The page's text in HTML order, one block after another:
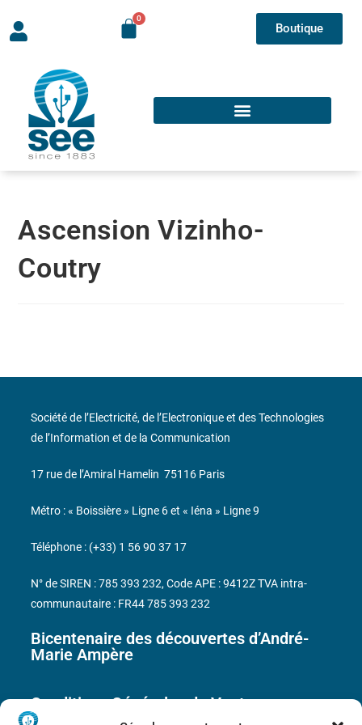
Boutique
Ascension Vizinho-
Coutry
Bicentenaire des découvertes d’André-
Marie Ampère
Conditions Générales de Vente
Société de l’Electricité, de l’Electronique et des Technologies
de l’Information et de la Communication
17 rue de l’Amiral Hamelin 75116 Paris
Métro : « Boissière » Ligne 6 et « Iéna » Ligne 9
Téléphone : (+33) 1 56 90 37 17
N° de SIREN : 785 393 232, Code APE : 9412Z TVA intra-
communautaire : FR44 785 393 232